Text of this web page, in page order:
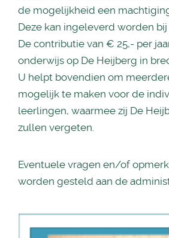
de mogelijkheid een
Deze kan ingeleverd worden
De contributie van € 25,- per
onderwijs op De Heijberg in
U helpt bovendien om
mogelijk te maken voor de
leerlingen, waarmee zij De
zullen vergeten.
Eventuele vragen en/of
worden gesteld aan de